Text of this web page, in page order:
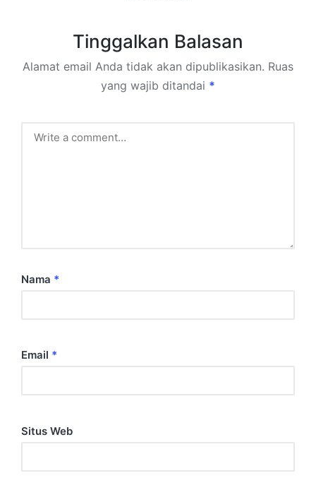
Tinggalkan Balasan
Alamat email Anda tidak akan dipublikasikan. Ruas
yang wajib ditandai *
Nama *
Email *
Situs Web